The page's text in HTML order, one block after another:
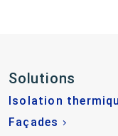
Solutions
Isolation
Façades